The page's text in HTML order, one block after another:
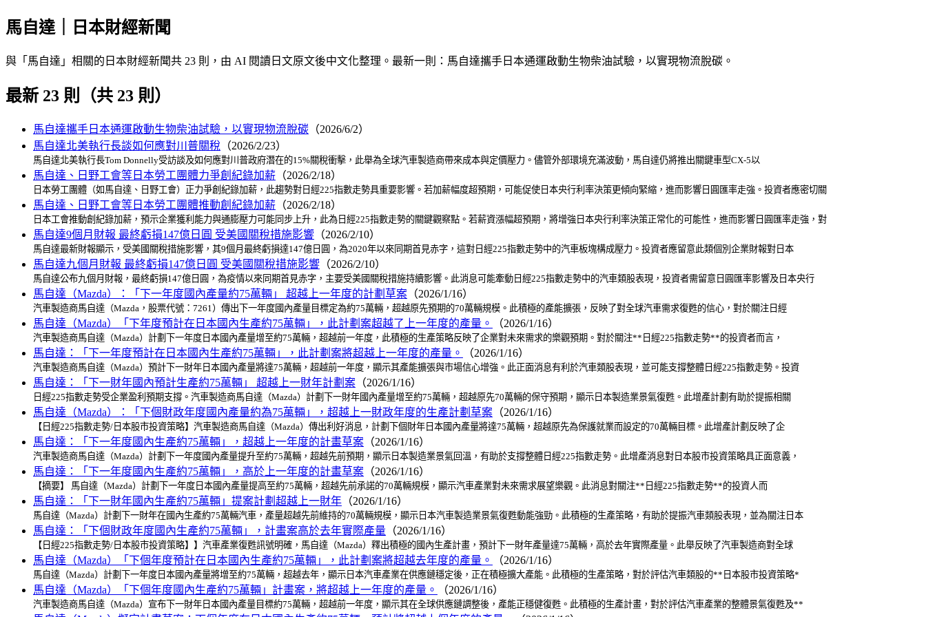
馬自達｜日本財經新聞
與「馬自達」相關的日本財經新聞共 23 則，由 AI 閱讀日文原文後中文化整理。最新一則：馬自達攜手日本通運啟動生物柴油試驗，以實現物流脫碳。
最新 23 則（共 23 則）
馬自達攜手日本通運啟動生物柴油試驗，以實現物流脫碳 （2026/6/2）
馬自達北美執行長談如何應對川普關稅 （2026/2/23）
馬自達北美執行長Tom Donnelly受訪談及如何應對川普政府潛在的15%關稅衝擊，此舉為全球汽車製造商帶來成本與定價壓力。儘管外部環境充滿波動，馬自達仍將推出關鍵車型CX-5以
馬自達、日野工會等日本勞工團體力爭創紀錄加薪 （2026/2/18）
日本勞工團體（如馬自達、日野工會）正力爭創紀錄加薪，此趨勢對日經225指數走勢具重要影響。若加薪幅度超預期，可能促使日本央行利率決策更傾向緊縮，進而影響日圓匯率走強。投資者應密切關
馬自達、日野工會等日本勞工團體推動創紀錄加薪 （2026/2/18）
日本工會推動創紀錄加薪，預示企業獲利能力與通膨壓力可能同步上升，此為日經225指數走勢的關鍵觀察點。若薪資漲幅超預期，將增強日本央行利率決策正常化的可能性，進而影響日圓匯率走強，對
馬自達9個月財報 最終虧損147億日圓 受美國關稅措施影響 （2026/2/10）
馬自達最新財報顯示，受美國關稅措施影響，其9個月最終虧損達147億日圓，為2020年以來同期首見赤字，這對日經225指數走勢中的汽車板塊構成壓力。投資者應留意此類個別企業財報對日本
馬自達九個月財報 最終虧損147億日圓 受美國關稅措施影響 （2026/2/10）
馬自達公布九個月財報，最終虧損147億日圓，為疫情以來同期首見赤字，主要受美國關稅措施持續影響。此消息可能牽動日經225指數走勢中的汽車類股表現，投資者需留意日圓匯率影響及日本央行
馬自達（Mazda）：「下一年度國內產量約75萬輛」 超越上一年度的計劃草案 （2026/1/16）
汽車製造商馬自達（Mazda，股票代號：7261）傳出下一年度國內產量目標定為約75萬輛，超越原先預期的70萬輛規模。此積極的產能擴張，反映了對全球汽車需求復甦的信心，對於關注日經
馬自達（Mazda）「下年度預計在日本國內生產約75萬輛」，此計劃案超越了上一年度的產量。 （2026/1/16）
汽車製造商馬自達（Mazda）計劃下一年度日本國內產量增至約75萬輛，超越前一年度，此積極的生產策略反映了企業對未來需求的樂觀預期。對於關注**日經225指數走勢**的投資者而言，
馬自達：「下一年度預計在日本國內生產約75萬輛」，此計劃案將超越上一年度的產量。 （2026/1/16）
汽車製造商馬自達（Mazda）預計下一財年日本國內產量將達75萬輛，超越前一年度，顯示其產能擴張與市場信心增強。此正面消息有利於汽車類股表現，並可能支撐整體日經225指數走勢。投資
馬自達：「下一財年國內預計生產約75萬輛」 超越上一財年計劃案 （2026/1/16）
日經225指數走勢受企業盈利預期支撐。汽車製造商馬自達（Mazda）計劃下一財年國內產量增至約75萬輛，超越原先70萬輛的保守預期，顯示日本製造業景氣復甦。此增產計劃有助於提振相關
馬自達（Mazda）：「下個財政年度國內產量約為75萬輛」，超越上一財政年度的生產計劃草案 （2026/1/16）
【日經225指數走勢/日本股市投資策略】汽車製造商馬自達（Mazda）傳出利好消息，計劃下個財年日本國內產量將達75萬輛，超越原先為保護就業而設定的70萬輛目標。此增產計劃反映了企
馬自達：「下一年度國內生產約75萬輛」，超越上一年度的計畫草案 （2026/1/16）
汽車製造商馬自達（Mazda）計劃下一年度國內產量提升至約75萬輛，超越先前預期，顯示日本製造業景氣回溫，有助於支撐整體日經225指數走勢。此增產消息對日本股市投資策略具正面意義，
馬自達：「下一年度國內生產約75萬輛」，高於上一年度的計畫草案 （2026/1/16）
【摘要】 馬自達（Mazda）計劃下一年度日本國內產量提高至約75萬輛，超越先前承諾的70萬輛規模，顯示汽車產業對未來需求展望樂觀。此消息對關注**日經225指數走勢**的投資人而
馬自達：「下一財年國內生產約75萬輛」提案計劃超越上一財年 （2026/1/16）
馬自達（Mazda）計劃下一財年在國內生產約75萬輛汽車，產量超越先前維持的70萬輛規模，顯示日本汽車製造業景氣復甦動能強勁。此積極的生產策略，有助於提振汽車類股表現，並為關注日本
馬自達：「下個財政年度國內生產約75萬輛」，計畫案高於去年實際產量 （2026/1/16）
【日經225指數走勢/日本股市投資策略】】汽車產業復甦訊號明確，馬自達（Mazda）釋出積極的國內生產計畫，預計下一財年產量達75萬輛，高於去年實際產量。此舉反映了汽車製造商對全球
馬自達（Mazda）「下個年度預計在日本國內生產約75萬輛」，此計劃案將超越去年度的產量。 （2026/1/16）
馬自達（Mazda）計劃下一年度日本國內產量將增至約75萬輛，超越去年，顯示日本汽車產業在供應鏈穩定後，正在積極擴大產能。此積極的生產策略，對於評估汽車類股的**日本股市投資策略*
馬自達（Mazda）「下個年度國內生產約75萬輛」計畫案，將超越上一年度的產量。 （2026/1/16）
汽車製造商馬自達（Mazda）宣布下一財年日本國內產量目標約75萬輛，超越前一年度，顯示其在全球供應鏈調整後，產能正穩健復甦。此積極的生產計畫，對於評估汽車產業的整體景氣復甦及**